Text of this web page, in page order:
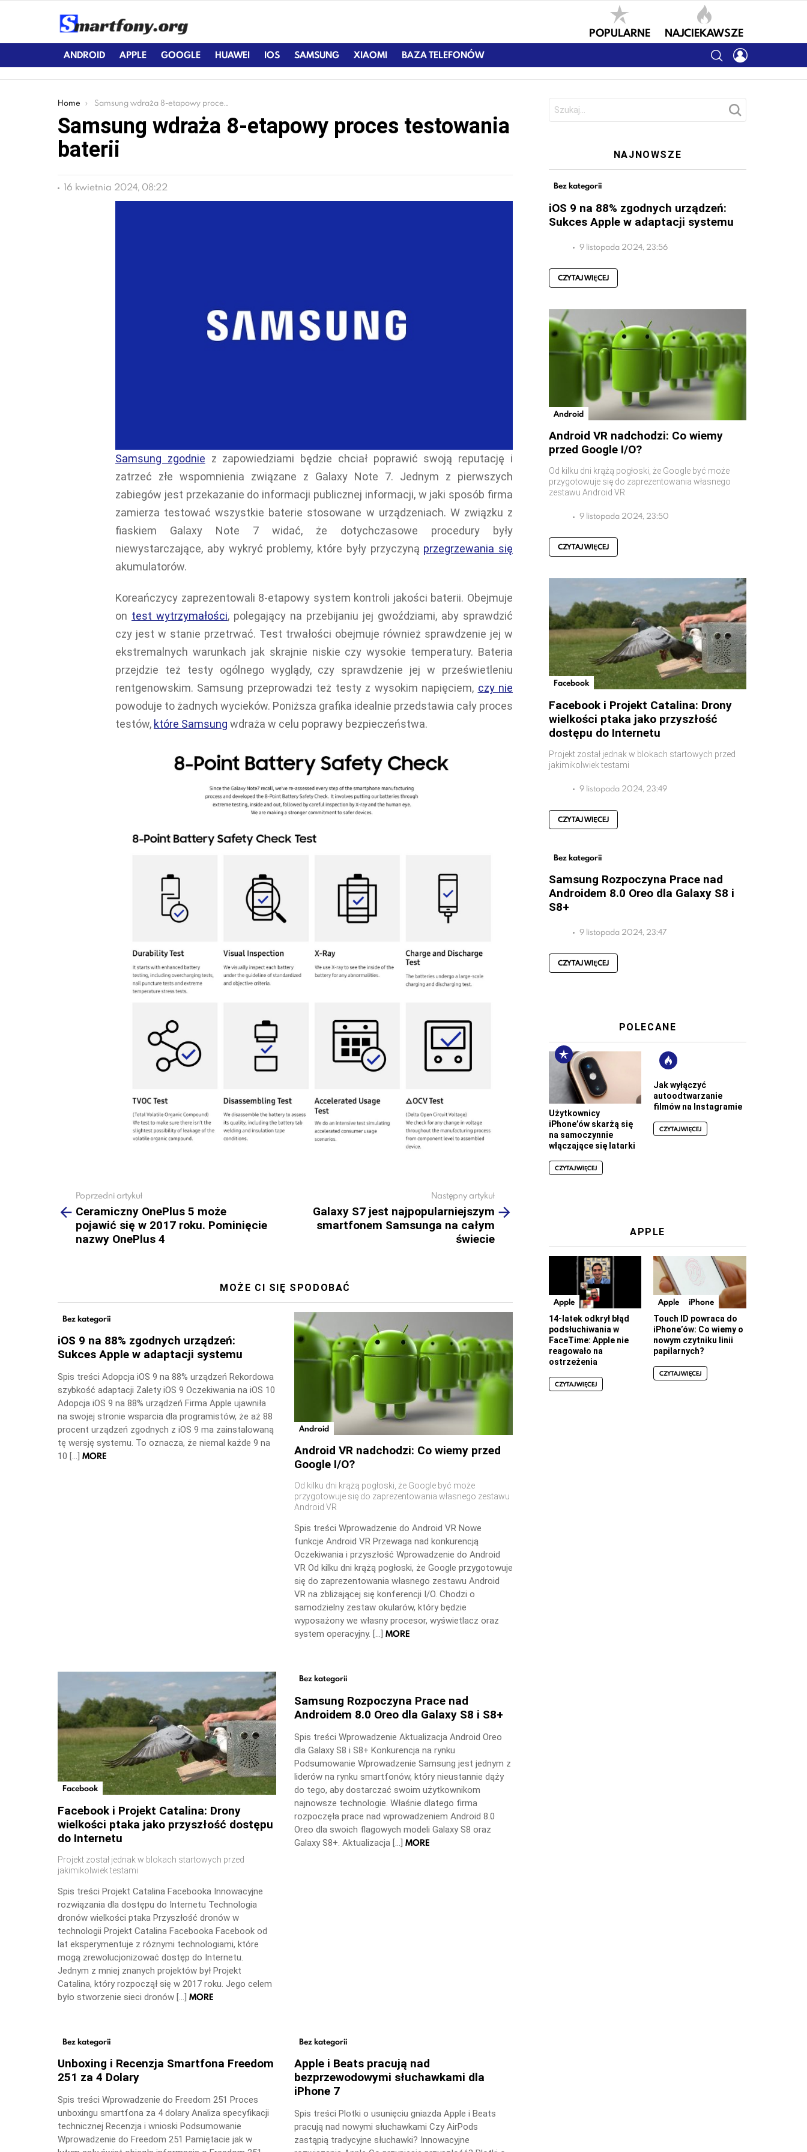
POPULARNE NAJCIEKAWSZE
ANDROID APPLE GOOGLE HUAWEI IOS SAMSUNG XIAOMI BAZA TELEFONÓW SEARCH
You are here:
Home Samsung wdraża 8-etapowy proces testowania baterii
Samsung wdraża 8-etapowy proces testowania
baterii
16 kwietnia 2024, 08:22
Samsung zgodnie z zapowiedziami będzie chciał poprawić swoją reputację i
zatrzeć złe wspomnienia związane z Galaxy Note 7. Jednym z pierwszych
zabiegów jest przekazanie do informacji publicznej informacji, w jaki sposób firma
zamierza testować wszystkie baterie stosowane w urządzeniach. W związku z
fiaskiem Galaxy Note 7 widać, że dotychczasowe procedury były
niewystarczające, aby wykryć problemy, które były przyczyną przegrzewania się
akumulatorów.
Koreańczycy zaprezentowali 8-etapowy system kontroli jakości baterii. Obejmuje
on test wytrzymałości, polegający na przebijaniu jej gwoździami, aby sprawdzić
czy jest w stanie przetrwać. Test trwałości obejmuje również sprawdzenie jej w
ekstremalnych warunkach jak skrajnie niskie czy wysokie temperatury. Bateria
przejdzie też testy ogólnego wyglądy, czy sprawdzenie jej w prześwietleniu
rentgenowskim. Samsung przeprowadzi też testy z wysokim napięciem, czy nie
powoduje to żadnych wycieków. Poniższa grafika idealnie przedstawia cały proces
testów, które Samsung wdraża w celu poprawy bezpieczeństwa.
more
Poprzedni artykuł
Ceramiczny OnePlus 5 może
pojawić się w 2017 roku. Pominięcie
nazwy OnePlus 4
Następny artykuł
Galaxy S7 jest najpopularniejszym
smartfonem Samsunga na całym
świecie
MOŻE CI SIĘ SPODOBAĆ
Bez kategorii
iOS 9 na 88% zgodnych urządzeń:
Sukces Apple w adaptacji systemu
Spis treści Adopcja iOS 9 na 88% urządzeń Rekordowa
szybkość adaptacji Zalety iOS 9 Oczekiwania na iOS 10
Adopcja iOS 9 na 88% urządzeń Firma Apple ujawniła
na swojej stronie wsparcia dla programistów, że aż 88
procent urządzeń zgodnych z iOS 9 ma zainstalowaną
tę wersję systemu. To oznacza, że niemal każde 9 na
10 […] MORE
Android
Android VR nadchodzi: Co wiemy przed
Google I/O?
Od kilku dni krążą pogłoski, że Google być może
przygotowuje się do zaprezentowania własnego zestawu
Android VR
Spis treści Wprowadzenie do Android VR Nowe
funkcje Android VR Przewaga nad konkurencją
Oczekiwania i przyszłość Wprowadzenie do Android
VR Od kilku dni krążą pogłoski, że Google przygotowuje
się do zaprezentowania własnego zestawu Android
VR na zbliżającej się konferencji I/O. Chodzi o
samodzielny zestaw okularów, który będzie
wyposażony we własny procesor, wyświetlacz oraz
system operacyjny. […] MORE
Facebook
Facebook i Projekt Catalina: Drony
wielkości ptaka jako przyszłość dostępu
do Internetu
Projekt został jednak w blokach startowych przed
jakimikolwiek testami
Spis treści Projekt Catalina Facebooka Innowacyjne
rozwiązania dla dostępu do Internetu Technologia
dronów wielkości ptaka Przyszłość dronów w
technologii Projekt Catalina Facebooka Facebook od
lat eksperymentuje z różnymi technologiami, które
mogą zrewolucjonizować dostęp do Internetu.
Jednym z mniej znanych projektów był Projekt
Catalina, który rozpoczął się w 2017 roku. Jego celem
było stworzenie sieci dronów […] MORE
Bez kategorii
Samsung Rozpoczyna Prace nad
Androidem 8.0 Oreo dla Galaxy S8 i S8+
Spis treści Wprowadzenie Aktualizacja Android Oreo
dla Galaxy S8 i S8+ Konkurencja na rynku
Podsumowanie Wprowadzenie Samsung jest jednym z
liderów na rynku smartfonów, który nieustannie dąży
do tego, aby dostarczać swoim użytkownikom
najnowsze technologie. Właśnie dlatego firma
rozpoczęła prace nad wprowadzeniem Android 8.0
Oreo dla swoich flagowych modeli Galaxy S8 oraz
Galaxy S8+. Aktualizacja […] MORE
Bez kategorii
Unboxing i Recenzja Smartfona Freedom
251 za 4 Dolary
Spis treści Wprowadzenie do Freedom 251 Proces
unboxingu smartfona za 4 dolary Analiza specyfikacji
technicznej Recenzja i wnioski Podsumowanie
Wprowadzenie do Freedom 251 Pamiętacie jak w
Bez kategorii
Apple i Beats pracują nad
bezprzewodowymi słuchawkami dla
iPhone 7
Spis treści Plotki o usunięciu gniazda Apple i Beats
pracują nad nowymi słuchawkami Czy AirPods
zastąpią tradycyjne słuchawki? Innowacyjne
NAJNOWSZE
Bez kategorii
iOS 9 na 88% zgodnych urządzeń:
Sukces Apple w adaptacji systemu
9 listopada 2024, 23:56
CZYTAJ WIĘCEJ
Android
Android VR nadchodzi: Co wiemy
przed Google I/O?
Od kilku dni krążą pogłoski, że Google być może
przygotowuje się do zaprezentowania własnego
zestawu Android VR
9 listopada 2024, 23:50
CZYTAJ WIĘCEJ
Facebook
Facebook i Projekt Catalina: Drony
wielkości ptaka jako przyszłość
dostępu do Internetu
Projekt został jednak w blokach startowych przed
jakimikolwiek testami
9 listopada 2024, 23:49
CZYTAJ WIĘCEJ
Bez kategorii
Samsung Rozpoczyna Prace nad
Androidem 8.0 Oreo dla Galaxy S8 i
S8+
9 listopada 2024, 23:47
CZYTAJ WIĘCEJ
POLECANE
Użytkownicy
iPhone’ów skarżą się
na samoczynnie
włączające się latarki
CZYTAJ WIĘCEJ
Jak wyłączyć
autoodtwarzanie
filmów na Instagramie
CZYTAJ WIĘCEJ
APPLE
Apple
14-latek odkrył błąd
podsłuchiwania w
FaceTime: Apple nie
reagowało na
ostrzeżenia
CZYTAJ WIĘCEJ
Apple iPhone
Touch ID powraca do
iPhone’ów: Co wiemy o
nowym czytniku linii
papilarnych?
CZYTAJ WIĘCEJ